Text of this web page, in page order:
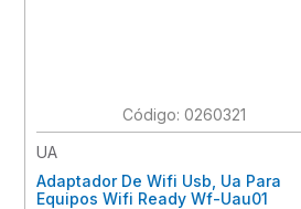
: 0260321
UA
Adaptador De Wifi Usb, Ua Para
Equipos Wifi Ready Wf-Uau01